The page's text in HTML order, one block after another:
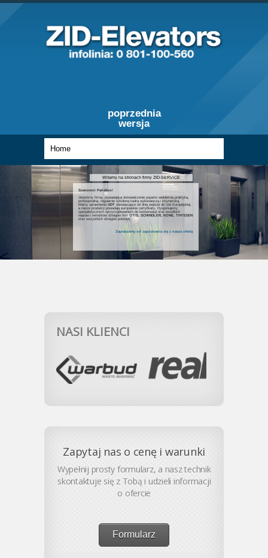
poprzednia
wersja
Witamy na stronach firmy ZID-SERVICE
Szanowni Państwo!
Jesteśmy firmą, posiadającą doświadczenie poparte wieloletnią praktyką,
profesjonalną, regularnie szkoloną kadrą wykonawczą i inżynierską.
Mamy uprawnieniaUDT obowiązujące od dnia wejścia do Unii Europejskiej,
a nasze produkty posiadają europejskie certyfikaty. Dysponujemy
specjalistycznym oprzyrządowaniem do konserwacji oraz wszelkich
napraw i remontów dźwigów firmOTIS, SCHINDLER, KONE, THYSSEN
oraz wszystkich dźwigów polskich.
Zapraszamy od zapoznania się z nasza ofertą
NASI KLIENCI
Zapytaj nas o cenę i warunki
Wypełnij prosty formularz, a nasz technik
skontaktuje się z Tobą i udzieli informacji
o ofercie
Formularz